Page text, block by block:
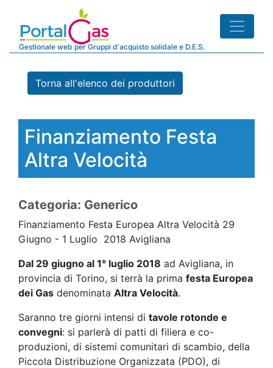
Gestionale web per Gruppi d'acquisto solidale e D.E.S.
Torna all'elenco dei produttori
Finanziamento Festa
Altra Velocità
Categoria: Generico
Finanziamento Festa Europea Altra Velocità 29
Giugno - 1 Luglio 2018 Avigliana
Dal 29 giugno al 1° luglio 2018 ad Avigliana, in
provincia di Torino, si terrà la prima festa Europea
dei Gas denominata Altra Velocità.
Saranno tre giorni intensi di tavole rotonde e
convegni: si parlerà di patti di filiera e co-
produzioni, di sistemi comunitari di scambio, della
Piccola Distribuzione Organizzata (PDO), di